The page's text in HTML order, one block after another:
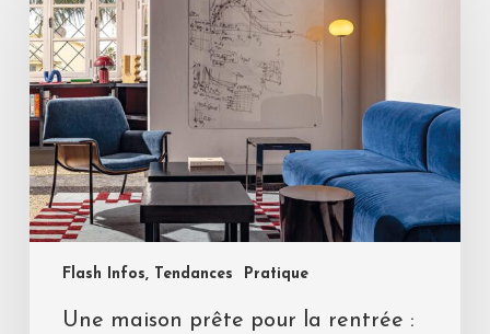
Flash Infos, Tendances Pratique
Une maison prête pour la rentrée :